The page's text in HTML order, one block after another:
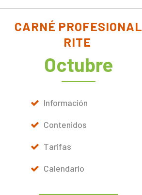
CARNÉ PROFESIONAL
RITE
Octubre
Información
Contenidos
Tarifas
Calendario